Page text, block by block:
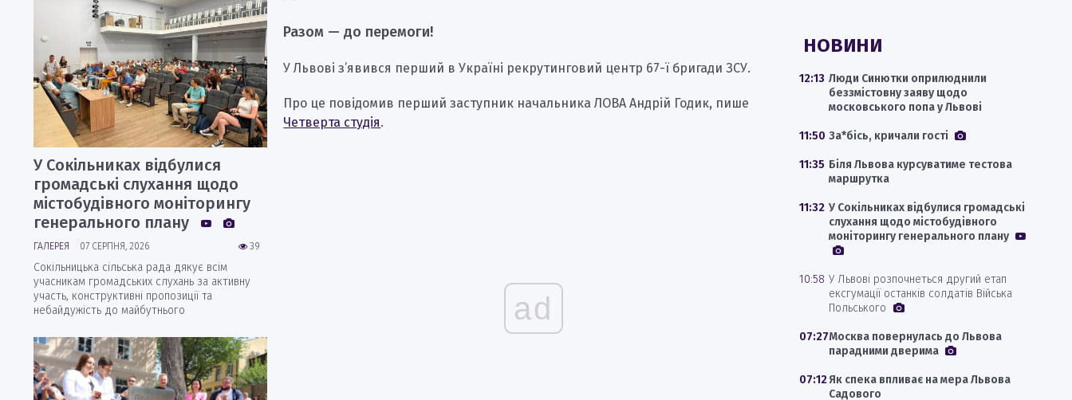
Разом — до перемоги!
У Львові з’явився перший в Україні рекрутинговий центр 67-ї бригади ЗСУ.
Про це повідомив перший заступник начальника ЛОВА Андрій Годик, пише
Четверта студія.
ad
У Сокільниках відбулися
громадські слухання щодо
містобудівного моніторингу
генерального плану
39
ГАЛЕРЕЯ 07 СЕРПНЯ, 2026
Сокільницька сільська рада дякує всім
учасникам громадських слухань за активну
участь, конструктивні пропозиції та
небайдужість до майбутнього
НОВИНИ
12:13 Люди Синютки оприлюднили
беззмістовну заяву щодо
московського попа у Львові
11:50 За*бісь, кричали гості
11:35 Біля Львова курсуватиме тестова
маршрутка
11:32 У Сокільниках відбулися громадські
слухання щодо містобудівного
моніторингу генерального плану
10:58 У Львові розпочнеться другий етап
ексгумації останків солдатів Війська
Польського
07:27Москва повернулась до Львова
парадними дверима
07:12Як спека впливає на мера Львова
Садового